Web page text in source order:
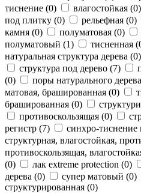
тиснение (0) влагостойкая (0)
под плитку (0) рельефная (0)
камня (0) полуматовая (0)
полуматовый (1) тисненная (
натуральная структура дерева (0)
структура под дерево (7)
(0) поры натурального
матовая, брашированная (0)
брашированная (0)
противоскользящая (0)
регистр (7) синхро-тиснение
структурная, влагостойкая,
противоскользящая,
(0) лак extreme protection (0)
дерева (0) супер матовый (0)
структурированная (0)